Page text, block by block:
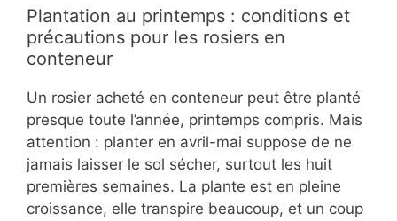
Plantation au printemps : conditions et
précautions pour les rosiers en
conteneur
Un rosier acheté en conteneur peut être planté
presque toute l’année, printemps compris. Mais
attention : planter en avril-mai suppose de ne
jamais laisser le sol sécher, surtout les huit
premières semaines. La plante est en pleine
croissance, elle transpire beaucoup, et un coup